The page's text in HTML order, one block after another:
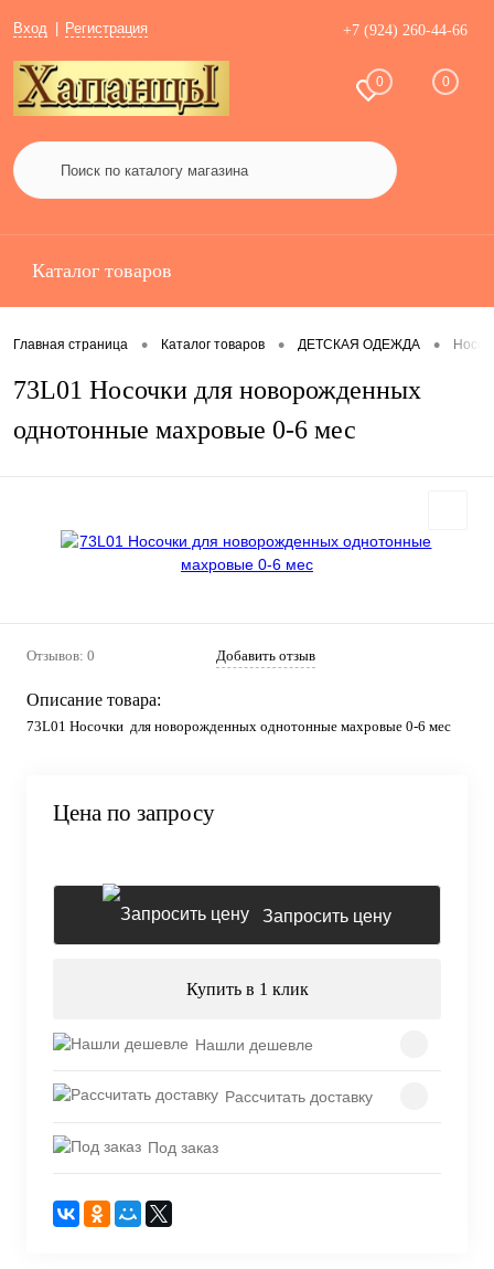
Вход Регистрация +7 (924) 260-44-66
0 0
Каталог товаров
Главная страница • Каталог товаров • ДЕТСКАЯ ОДЕЖДА •
73L01 Носочки для новорожденных
однотонные махровые 0-6 мес
Отзывов: 0 Добавить отзыв
Описание товара:
73L01 Носочки для новорожденных однотонные махровые 0-6 мес
Цена по запросу
Запросить цену
Купить в 1 клик
Нашли дешевле
Рассчитать доставку
Под заказ